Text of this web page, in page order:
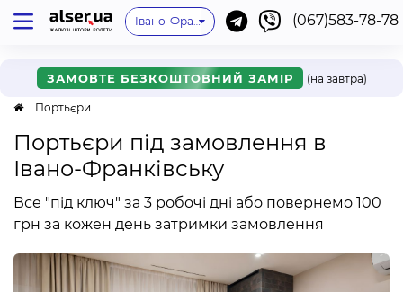
Немає мого міста
Київ
Одеса
Львів
Івано-Франківськ
(067)583-78-78
ЗАМОВТЕ БЕЗКОШТОВНИЙ ЗАМІР (на завтра)
Портьєри
Портьєри під замовлення в
Івано-Франківську
Все "під ключ" за 3 робочі дні або повернемо 100
грн за кожен день затримки замовлення